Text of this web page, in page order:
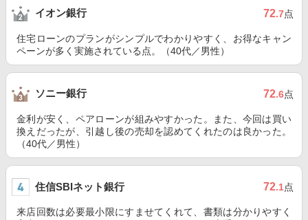
イオン銀行 72.7点
住宅ローンのプランがシンプルでわかりやすく、お得なキャン
ペーンが多く実施されている点。（40代／男性）
ソニー銀行 72.6点
金利が安く、ペアローンが組みやすかった。また、今回は買い
換えだったが、引越し後の売却を認めてくれたのは良かった。
（40代／男性）
住信SBIネット銀行 72.1点
来店回数は必要最小限にすませてくれて、書類は分かりやすく